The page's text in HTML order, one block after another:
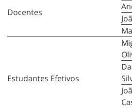
Docentes
Estudantes Efetivos